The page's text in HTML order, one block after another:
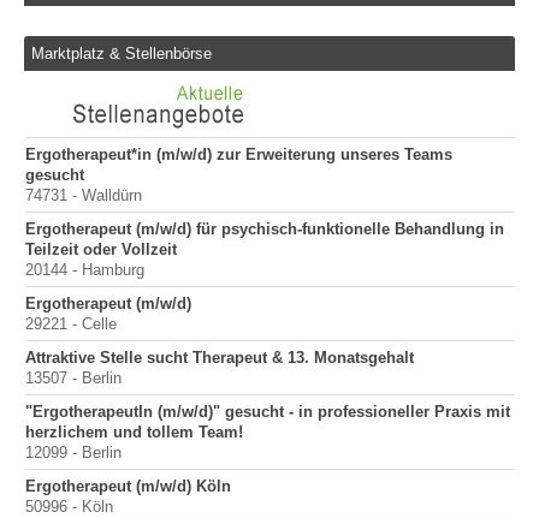
Marktplatz & Stellenbörse
Ergotherapeut*in (m/w/d) zur Erweiterung unseres Teams
gesucht
74731 - Walldürn
Ergotherapeut (m/w/d) für psychisch-funktionelle Behandlung in
Teilzeit oder Vollzeit
20144 - Hamburg
Ergotherapeut (m/w/d)
29221 - Celle
Attraktive Stelle sucht Therapeut & 13. Monatsgehalt
13507 - Berlin
"ErgotherapeutIn (m/w/d)" gesucht - in professioneller Praxis mit
herzlichem und tollem Team!
12099 - Berlin
Ergotherapeut (m/w/d) Köln
50996 - Köln